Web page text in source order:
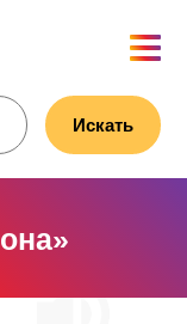
Искать